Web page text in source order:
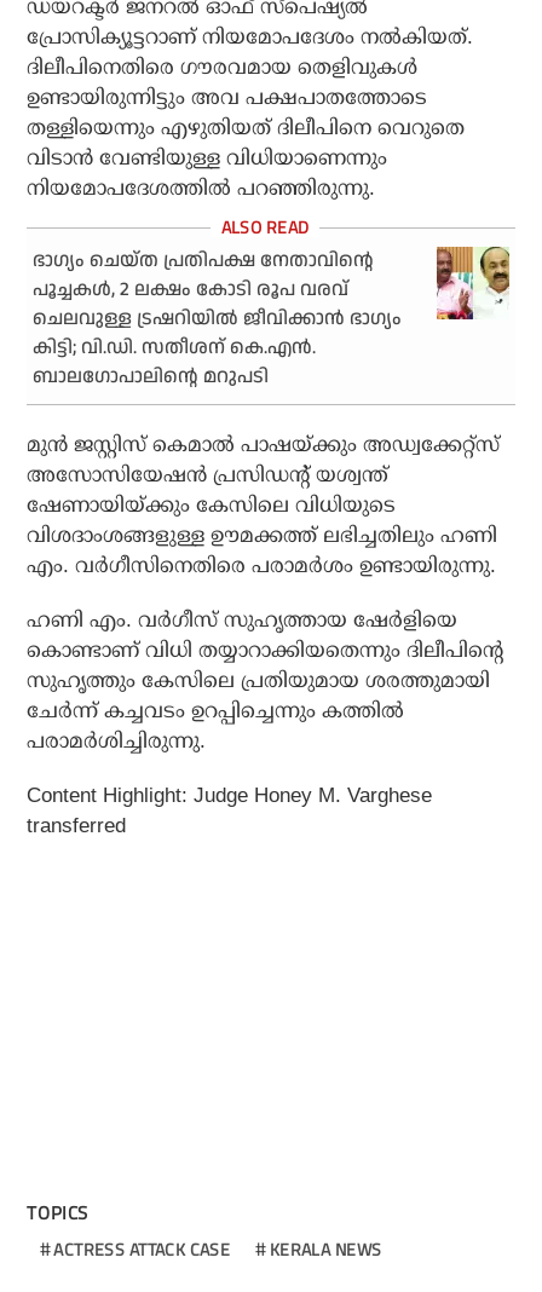
ഡയറക്ടര്‍ ജനറല്‍ ഓഫ് സ്‌പെഷ്യല്‍
പ്രോസിക്യൂട്ടറാണ് നിയമോപദേശം നല്‍കിയത്.
ദിലീപിനെതിരെ ഗൗരവമായ തെളിവുകള്‍
ഉണ്ടായിരുന്നിട്ടും അവ പക്ഷപാതത്തോടെ
തള്ളിയെന്നും എഴുതിയത് ദിലീപിനെ വെറുതെ
വിടാന്‍ വേണ്ടിയുള്ള വിധിയാണെന്നും
നിയമോപദേശത്തില്‍ പറഞ്ഞിരുന്നു.
ഭാഗ്യം ചെയ്ത പ്രതിപക്ഷ നേതാവിന്റെ
പൂച്ചകള്‍, 2 ലക്ഷം കോടി രൂപ വരവ്
ചെലവുള്ള ട്രഷറിയില്‍ ജീവിക്കാന്‍ ഭാഗ്യം
കിട്ടി; വി.ഡി. സതീശന് കെ.എന്‍.
ബാലഗോപാലിന്റെ മറുപടി
മുന്‍ ജസ്റ്റിസ് കെമാല്‍ പാഷയ്ക്കും അഡ്വക്കേറ്റ്സ്
അസോസിയേഷന്‍ പ്രസിഡന്റ് യശ്വന്ത്
ഷേണായിയ്ക്കും കേസിലെ വിധിയുടെ
വിശദാംശങ്ങളുള്ള ഊമക്കത്ത് ലഭിച്ചതിലും ഹണി
എം. വര്‍ഗീസിനെതിരെ പരാമര്‍ശം ഉണ്ടായിരുന്നു.
ഹണി എം. വര്‍ഗീസ് സുഹൃത്തായ ഷേര്‍ളിയെ
കൊണ്ടാണ് വിധി തയ്യാറാക്കിയതെന്നും ദിലീപിന്റെ
സുഹൃത്തും കേസിലെ പ്രതിയുമായ ശരത്തുമായി
ചേര്‍ന്ന് കച്ചവടം ഉറപ്പിച്ചെന്നും കത്തില്‍
പരാമര്‍ശിച്ചിരുന്നു.
Content Highlight: Judge Honey M. Varghese
transferred
TOPICS
ACTRESS ATTACK CASE KERALA NEWS